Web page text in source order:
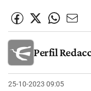
Perfil
25-10-2023 09:05